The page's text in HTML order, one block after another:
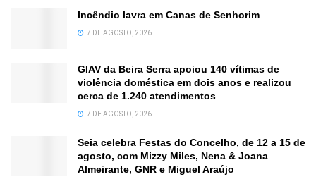
Incêndio lavra em Canas de Senhorim
7 DE AGOSTO, 2026
GIAV da Beira Serra apoiou 140 vítimas de
violência doméstica em dois anos e realizou
cerca de 1.240 atendimentos
7 DE AGOSTO, 2026
Seia celebra Festas do Concelho, de 12 a 15 de
agosto, com Mizzy Miles, Nena & Joana
Almeirante, GNR e Miguel Araújo